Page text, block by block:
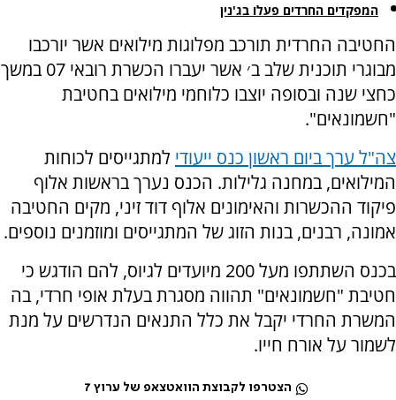
המפקדים החרדים פעלו בג'נין
החטיבה החרדית תורכב מפלוגות מילואים אשר יורכבו
מבוגרי תוכנית שלב ב׳ אשר יעברו הכשרת רובאי 07 במשך
כחצי שנה ובסופה יוצבו כלוחמי מילואים בחטיבת
"חשמונאים".
צה"ל ערך ביום ראשון כנס ייעודי למתגייסים לכוחות
המילואים, במחנה גלילות. הכנס נערך בראשות אלוף
פיקוד ההכשרות והאימונים אלוף דוד זיני, מקים החטיבה
אמונה, רבנים, בנות הזוג של המתגייסים ומוזמנים נוספים.
בכנס השתתפו מעל 200 מיועדים לגיוס, להם הודגש כי
חטיבת "חשמונאים" תהווה מסגרת בעלת אופי חרדי, בה
המשרת החרדי יקבל את כלל התנאים הנדרשים על מנת
לשמור על אורח חייו.
הצטרפו לקבוצת הוואטצאפ של ערוץ 7